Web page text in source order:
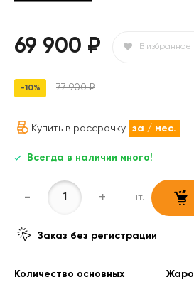
69 900 ₽ В избранное
-10% 77 900 ₽
Купить в рассрочку за / мес.
Всегда в наличии много!
- + шт.
Заказ без регистрации
Количество основных